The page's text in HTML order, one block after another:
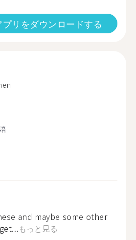
プリをダウンロードする
and maybe some other
もっと見る